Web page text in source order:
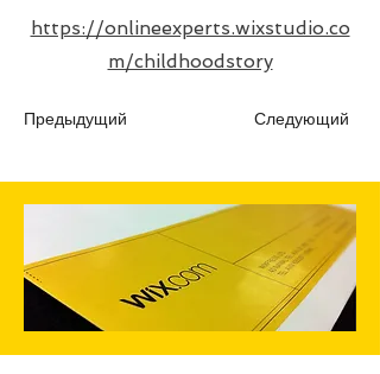
https://onlineexperts.wixstudio.co
m/childhoodstory
Предыдущий Следующий